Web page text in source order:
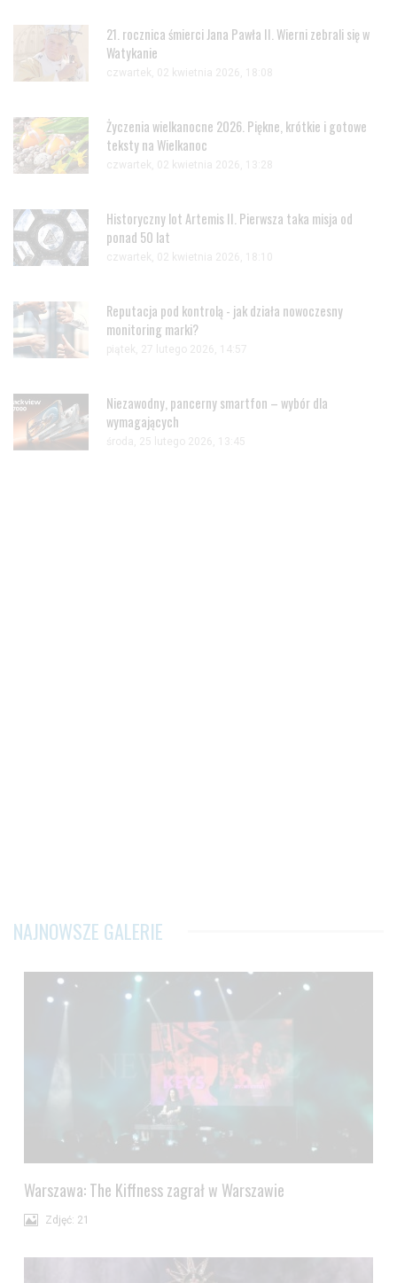
21. rocznica śmierci Jana Pawła II. Wierni zebrali się w
Watykanie
czwartek, 02 kwietnia 2026, 18:08
Życzenia wielkanocne 2026. Piękne, krótkie i gotowe
teksty na Wielkanoc
czwartek, 02 kwietnia 2026, 13:28
Historyczny lot Artemis II. Pierwsza taka misja od
ponad 50 lat
czwartek, 02 kwietnia 2026, 18:10
Reputacja pod kontrolą - jak działa nowoczesny
monitoring marki?
piątek, 27 lutego 2026, 14:57
Niezawodny, pancerny smartfon – wybór dla
wymagających
środa, 25 lutego 2026, 13:45
NAJNOWSZE GALERIE
Warszawa: The Kiffness zagrał w Warszawie
Zdjęć: 21